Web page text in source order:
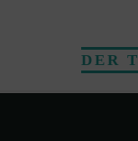
DER